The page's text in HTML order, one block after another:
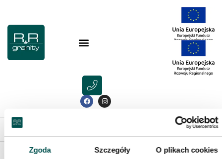
Zgoda Szczegóły O plikach cookies
> Przedpokój z płytkami